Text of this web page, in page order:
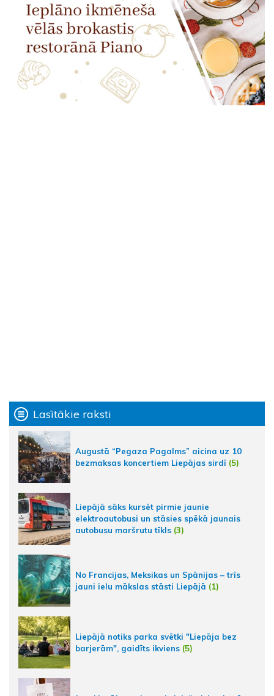
Lasītākie raksti
Augustā “Pegaza Pagalms” aicina uz 10
bezmaksas koncertiem Liepājas sirdī (5)
Liepājā sāks kursēt pirmie jaunie
elektroautobusi un stāsies spēkā jaunais
autobusu maršrutu tīkls (3)
No Francijas, Meksikas un Spānijas – trīs
jauni ielu mākslas stāsti Liepājā (1)
Liepājā notiks parka svētki "Liepāja bez
barjerām", gaidīts ikviens (5)